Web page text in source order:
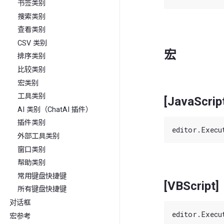
书签类别
搜索类别
查看类别
CSV 类别
排序类别
比较类别
宏类别
工具类别
AI 类别（ChatAI 插件）
插件类别
外部工具类别
窗口类别
帮助类别
常用键盘快捷键
所有键盘快捷键
对话框
宏参考
宏
[VBScript]